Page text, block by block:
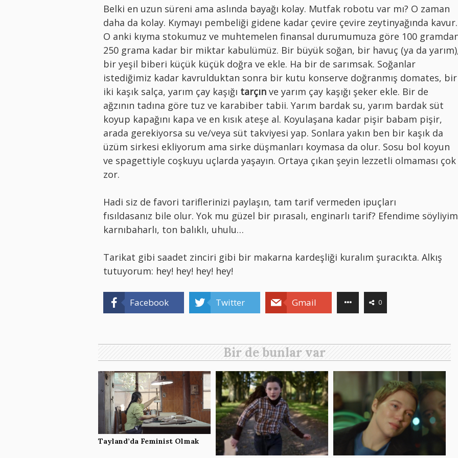
Belki en uzun süreni ama aslında bayağı kolay. Mutfak robotu var mı? O zaman
daha da kolay. Kıymayı pembeliği gidene kadar çevire çevire zeytinyağında kavur.
O anki kıyma stokumuz ve muhtemelen finansal durumumuza göre 100
250 grama kadar bir miktar kabulümüz. Bir büyük soğan, bir havuç (ya da
bir yeşil biberi küçük küçük doğra ve ekle. Ha bir de sarımsak. Soğanlar
istediğimiz kadar kavrulduktan sonra bir kutu konserve doğranmış domates, bir
iki kaşık salça, yarım çay kaşığı tarçın ve yarım çay kaşığı şeker ekle. Bir de
ağzının tadına göre tuz ve karabiber tabii. Yarım bardak su, yarım bardak süt
koyup kapağını kapa ve en kısık ateşe al. Koyulaşana kadar pişir babam pişir,
arada gerekiyorsa su ve/veya süt takviyesi yap. Sonlara yakın ben bir kaşık da
üzüm sirkesi ekliyorum ama sirke düşmanları koymasa da olur. Sosu bol koyun
ve spagettiyle coşkuyu uçlarda yaşayın. Ortaya çıkan şeyin lezzetli olmaması çok
zor.
Hadi siz de favori tariflerinizi paylaşın, tam tarif vermeden ipuçları
fısıldasanız bile olur. Yok mu güzel bir pırasalı, enginarlı tarif? Efendime söyliyim
karnıbaharlı, ton balıklı, uhulu…
Tarikat gibi saadet zinciri gibi bir makarna kardeşliği kuralım şuracıkta. Alkış
tutuyorum: hey! hey! hey! hey!
Facebook Twitter Gmail 0
Bir de bunlar var
Tayland’da Feminist Olmak